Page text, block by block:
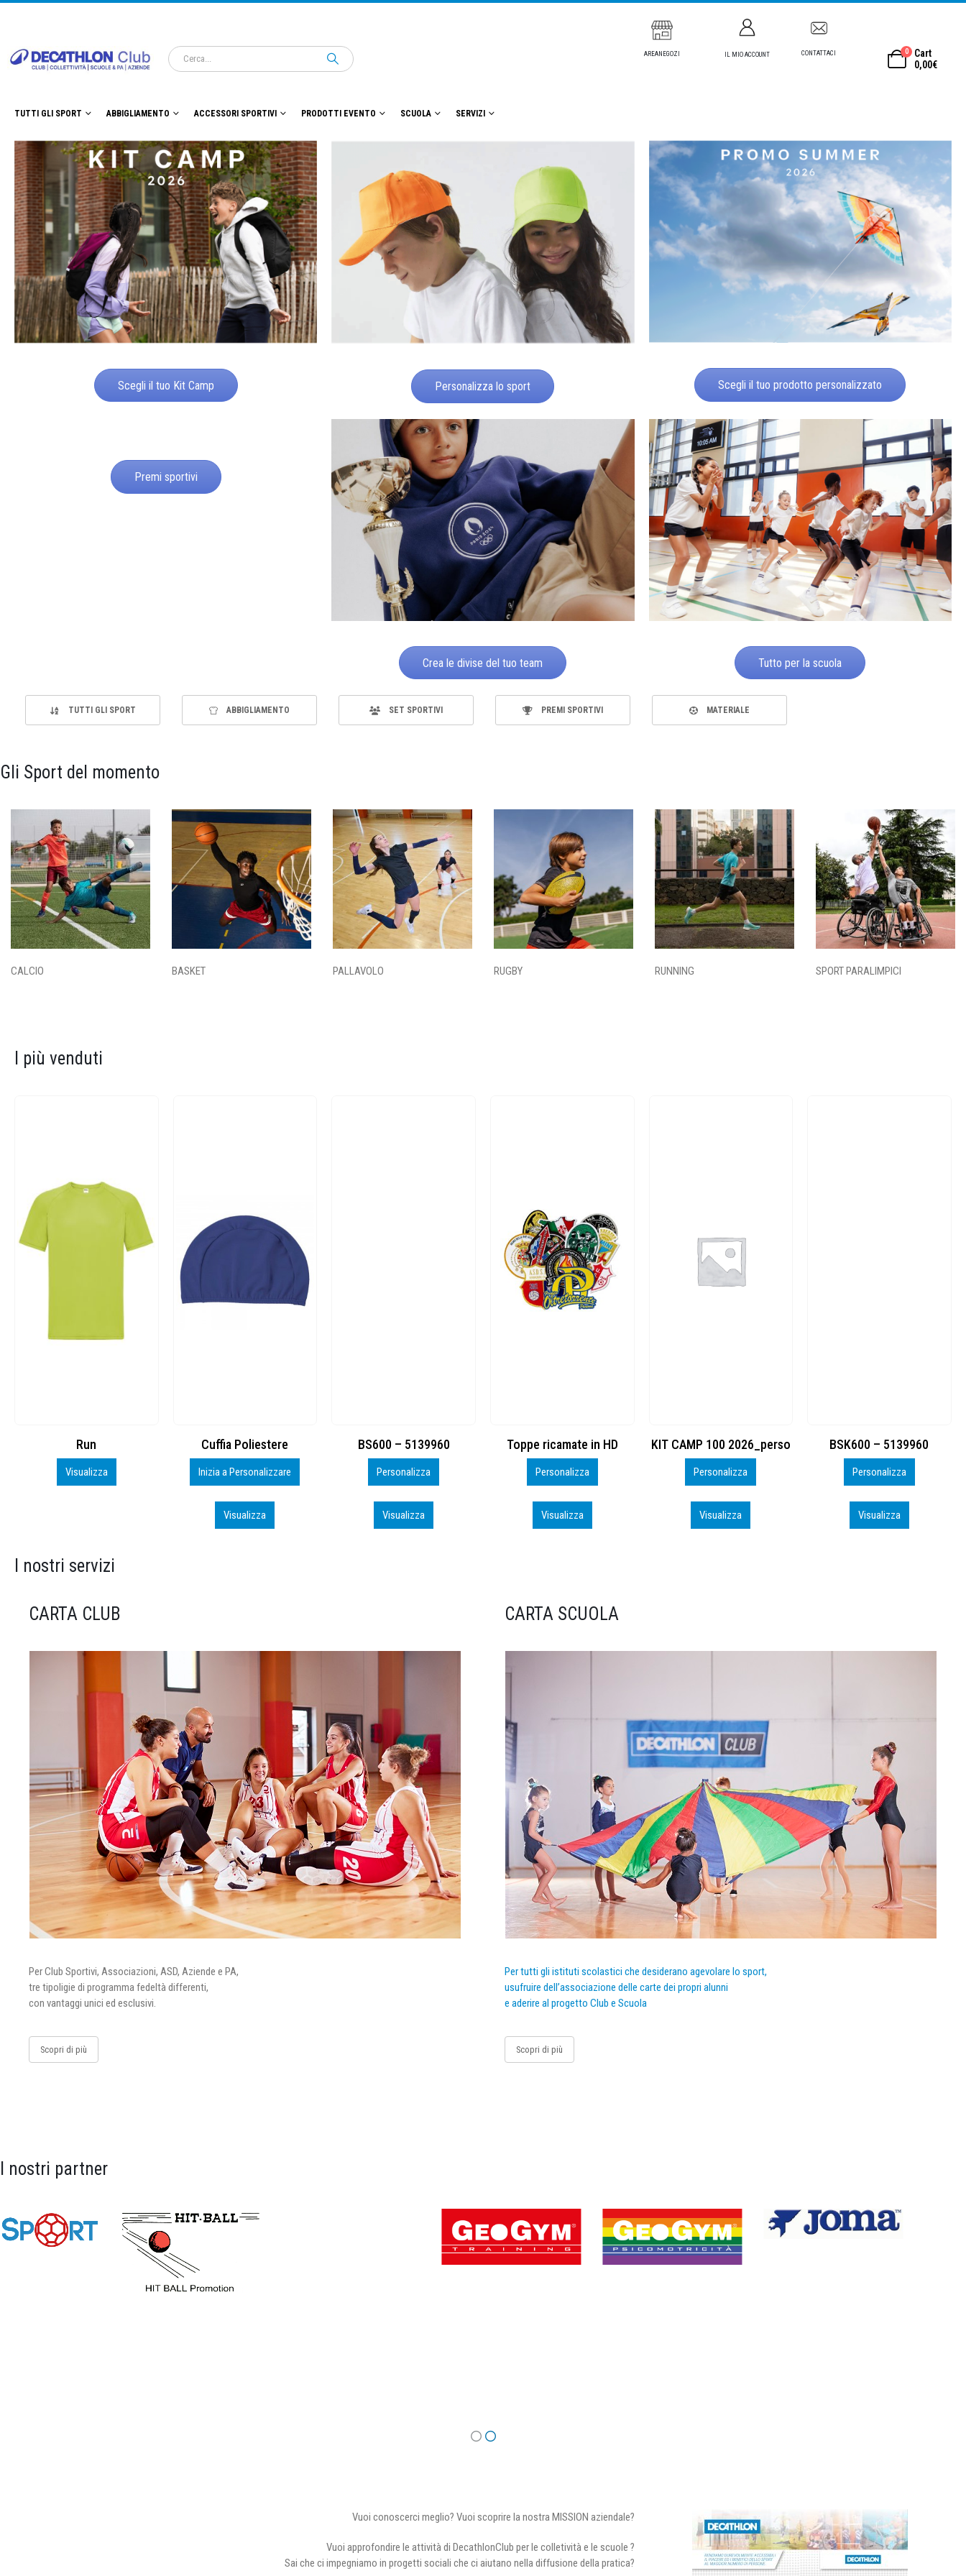
AREANEGOZI IL MIO ACCOUNT CONTATTACI 0
Cart
0,00€
TUTTI GLI SPORT ABBIGLIAMENTO ACCESSORI SPORTIVI PRODOTTI EVENTO SCUOLA SERVIZI
Scegli il tuo Kit Camp Personalizza lo sport Scegli il tuo prodotto personalizzato
Premi sportivi
Crea le divise del tuo team Tutto per la scuola
TUTTI GLI SPORT ABBIGLIAMENTO SET SPORTIVI PREMI SPORTIVI MATERIALE
Gli Sport del momento
CALCIO BASKET PALLAVOLO RUGBY RUNNING SPORT PARALIMPICI
I più venduti
Cuffia Poliestere
Inizia a Personalizzare
BS600 – 5139960
Personalizza
Visualizza
Toppe ricamate in HD
Personalizza
Visualizza
KIT CAMP 100 2026_perso
Personalizza
Visualizza
BSK600 – 5139960
Personalizza
Visualizza
DTF
Personalizza
Visualizza
I nostri servizi
CARTA CLUB
Per Club Sportivi, Associazioni, ASD, Aziende e PA,
tre tipoligie di programma fedeltà differenti,
con vantaggi unici ed esclusivi.
Scopri di più
CARTA SCUOLA
Per tutti gli istituti scolastici che desiderano agevolare lo sport,
usufruire dell’associazione delle carte dei propri alunni
e aderire al progetto Club e Scuola
Scopri di più
I nostri partner
Vuoi conoscerci meglio? Vuoi scoprire la nostra MISSION aziendale?
Vuoi approfondire le attività di DecathlonClub per le colletività e le scuole ?
Sai che ci impegniamo in progetti sociali che ci aiutano nella diffusione della pratica?